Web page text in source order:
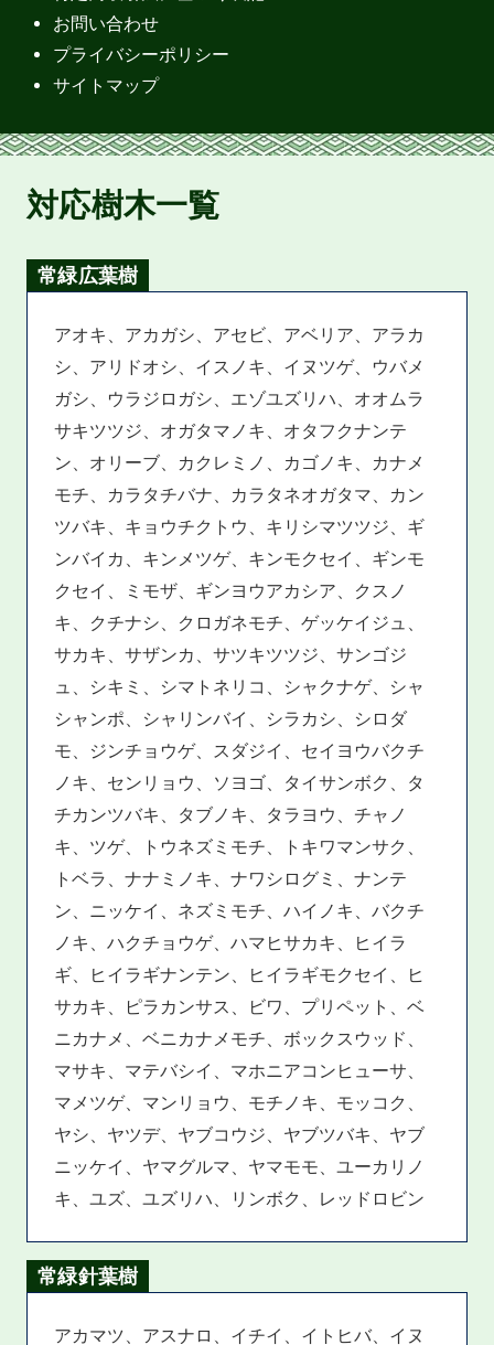
お問い合わせ
プライバシーポリシー
サイトマップ
対応樹木一覧
常緑広葉樹
アオキ、アカガシ、アセビ、アベリア、アラカ
シ、アリドオシ、イスノキ、イヌツゲ、ウバメ
ガシ、ウラジロガシ、エゾユズリハ、オオムラ
サキツツジ、オガタマノキ、オタフクナンテ
ン、オリーブ、カクレミノ、カゴノキ、カナメ
モチ、カラタチバナ、カラタネオガタマ、カン
ツバキ、キョウチクトウ、キリシマツツジ、ギ
ンバイカ、キンメツゲ、キンモクセイ、ギンモ
クセイ、ミモザ、ギンヨウアカシア、クスノ
キ、クチナシ、クロガネモチ、ゲッケイジュ、
サカキ、サザンカ、サツキツツジ、サンゴジ
ュ、シキミ、シマトネリコ、シャクナゲ、シャ
シャンポ、シャリンバイ、シラカシ、シロダ
モ、ジンチョウゲ、スダジイ、セイヨウバクチ
ノキ、センリョウ、ソヨゴ、タイサンボク、タ
チカンツバキ、タブノキ、タラヨウ、チャノ
キ、ツゲ、トウネズミモチ、トキワマンサク、
トベラ、ナナミノキ、ナワシログミ、ナンテ
ン、ニッケイ、ネズミモチ、ハイノキ、バクチ
ノキ、ハクチョウゲ、ハマヒサカキ、ヒイラ
ギ、ヒイラギナンテン、ヒイラギモクセイ、ヒ
サカキ、ピラカンサス、ビワ、プリペット、ベ
ニカナメ、ベニカナメモチ、ボックスウッド、
マサキ、マテバシイ、マホニアコンヒューサ、
マメツゲ、マンリョウ、モチノキ、モッコク、
ヤシ、ヤツデ、ヤブコウジ、ヤブツバキ、ヤブ
ニッケイ、ヤマグルマ、ヤマモモ、ユーカリノ
キ、ユズ、ユズリハ、リンボク、レッドロビン
常緑針葉樹
アカマツ、アスナロ、イチイ、イトヒバ、イヌ